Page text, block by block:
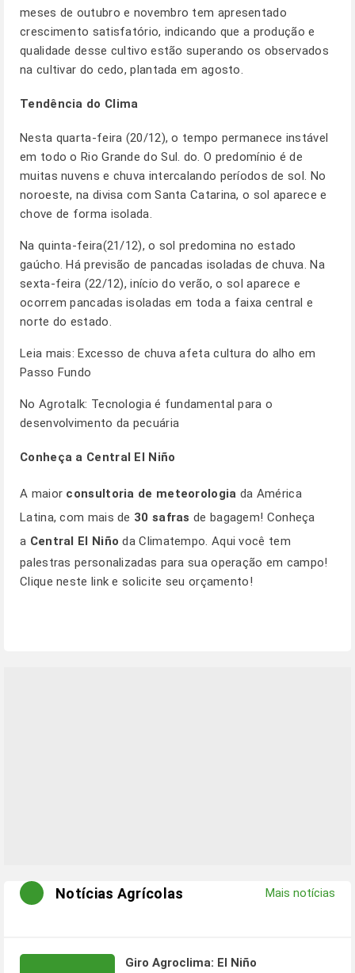
meses de outubro e novembro tem apresentado
crescimento satisfatório, indicando que a produção e
qualidade desse cultivo estão superando os observados
na cultivar do cedo, plantada em agosto.
Tendência do Clima
Nesta quarta-feira (20/12), o tempo permanece instável
em todo o Rio Grande do Sul. do. O predomínio é de
muitas nuvens e chuva intercalando períodos de sol. No
noroeste, na divisa com Santa Catarina, o sol aparece e
chove de forma isolada.
Na quinta-feira(21/12), o sol predomina no estado
gaúcho. Há previsão de pancadas isoladas de chuva. Na
sexta-feira (22/12), início do verão, o sol aparece e
ocorrem pancadas isoladas em toda a faixa central e
norte do estado.
Leia mais:Excesso de chuva afeta cultura do alho em
Passo Fundo
No Agrotalk: Tecnologia é fundamental para o
desenvolvimento da pecuária
Conheça a Central El Niño
A maior consultoria de meteorologia da América
Latina, com mais de 30 safras de bagagem! Conheça
a Central El Niño da Climatempo. Aqui você tem
palestras personalizadas para sua operação em campo!
Cliqueneste link e solicite seu orçamento!
Notícias Agrícolas Mais notícias
Giro Agroclima: El Niño